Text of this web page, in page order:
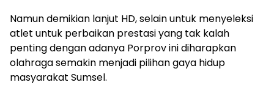
Namun demikian lanjut HD, selain untuk menyeleksi
atlet untuk perbaikan prestasi yang tak kalah
penting dengan adanya Porprov ini diharapkan
olahraga semakin menjadi pilihan gaya hidup
masyarakat Sumsel.